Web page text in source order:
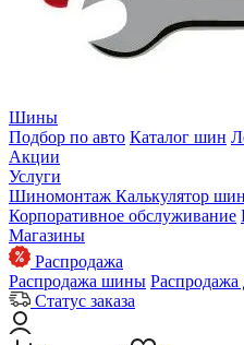
Шины
Подбор по авто Каталог шин
Акции
Услуги
Шиномонтаж Калькулятор
Корпоративное обслуживание
Магазины
Распродажа
Распродажа шины Распродажа
Статус заказа